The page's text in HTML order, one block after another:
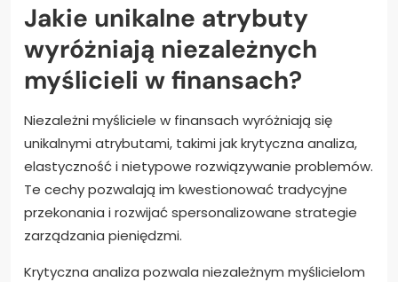
Jakie unikalne atrybuty
wyróżniają niezależnych
myślicieli w finansach?
Niezależni myśliciele w finansach wyróżniają się
unikalnymi atrybutami, takimi jak krytyczna analiza,
elastyczność i nietypowe rozwiązywanie problemów.
Te cechy pozwalają im kwestionować tradycyjne
przekonania i rozwijać spersonalizowane strategie
zarządzania pieniędzmi.
Krytyczna analiza pozwala niezależnym myślicielom